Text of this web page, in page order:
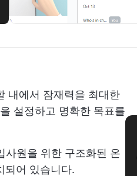
내에서 잠재력을 최대한
설정하고 명확한 목표를
원을 위한 구조화된 온
되어 있습니다.